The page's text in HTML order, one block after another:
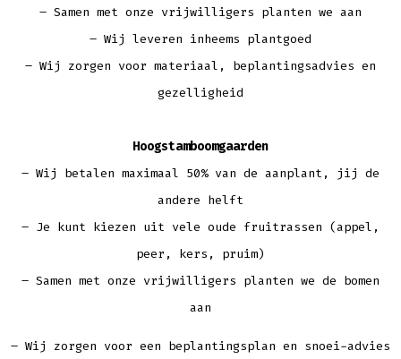
– Samen met onze vrijwilligers planten we aan
– Wij leveren inheems plantgoed
– Wij zorgen voor materiaal, beplantingsadvies en
gezelligheid
Hoogstamboomgaarden
– Wij betalen maximaal 50% van de aanplant, jij de
andere helft
– Je kunt kiezen uit vele oude fruitrassen (appel,
peer, kers, pruim)
– Samen met onze vrijwilligers planten we de bomen
aan
– Wij zorgen voor een beplantingsplan en snoei-advies